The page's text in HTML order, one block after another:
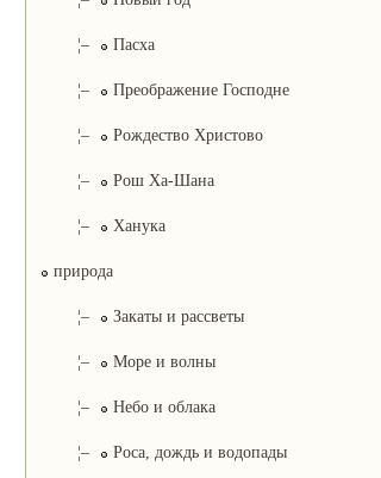
¦– Пасха
¦– Преображение Господне
¦– Рождество Христово
¦– Рош Ха-Шана
¦– Ханука
природа
¦– Закаты и рассветы
¦– Море и волны
¦– Небо и облака
¦– Роса, дождь и водопады